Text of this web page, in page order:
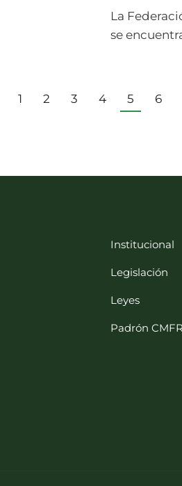
La
se
1 2 3 4 5 6
Institucional
Legislación
Leyes
Padrón